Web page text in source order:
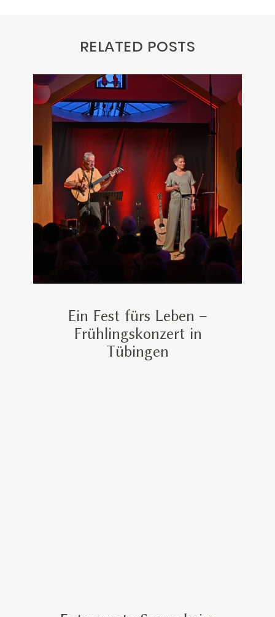
RELATED POSTS
Ein Fest fürs Leben –
Frühlingskonzert in
Tübingen